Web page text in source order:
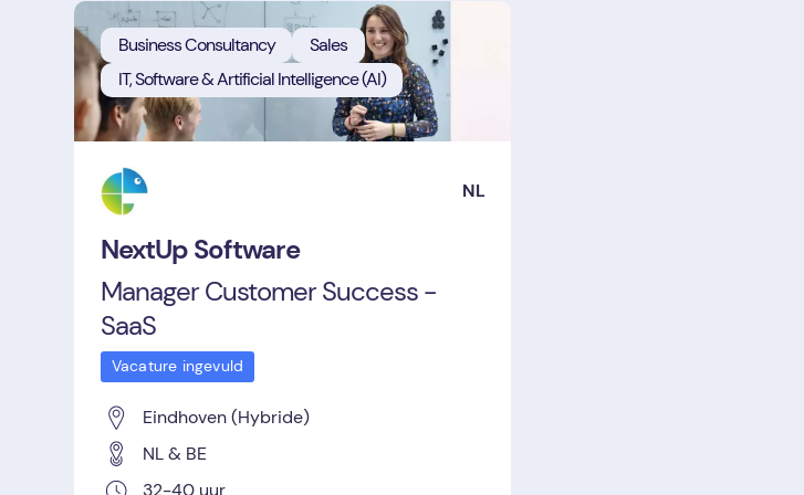
Business Consultancy
Sales
IT, Software & Artificial Intelligence (AI)
NL
NextUp Software
Manager Customer Success -
SaaS
Vacature ingevuld
Eindhoven (Hybride)
NL & BE
32-40 uur